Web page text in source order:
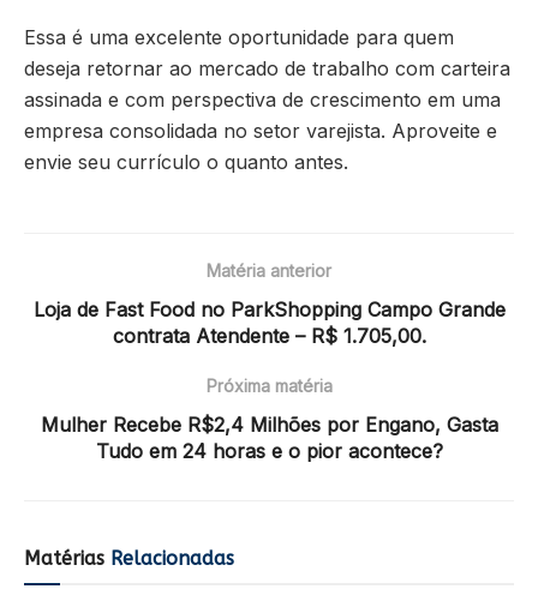
Essa é uma excelente oportunidade para quem
deseja retornar ao mercado de trabalho com carteira
assinada e com perspectiva de crescimento em uma
empresa consolidada no setor varejista. Aproveite e
envie seu currículo o quanto antes.
Matéria anterior
Loja de Fast Food no ParkShopping Campo Grande
contrata Atendente – R$ 1.705,00.
Próxima matéria
Mulher Recebe R$2,4 Milhões por Engano, Gasta
Tudo em 24 horas e o pior acontece?
Matérias Relacionadas